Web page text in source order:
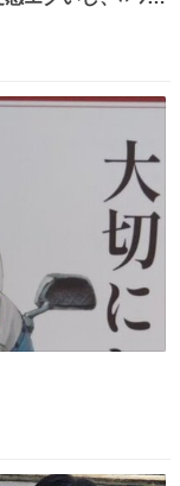
定ある時は気を